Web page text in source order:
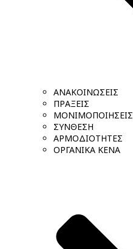
ΑΝΑΚΟΙΝΩΣΕΙΣ
ΠΡΑΞΕΙΣ
ΜΟΝΙΜΟΠΟΙΗΣΕΙΣ
ΣΥΝΘΕΣΗ
ΑΡΜΟΔΙΟΤΗΤΕΣ
ΟΡΓΑΝΙΚΑ ΚΕΝΑ